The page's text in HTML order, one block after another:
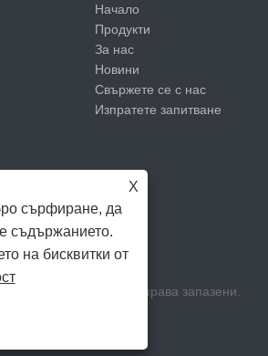
Начало
Продукти
За нас
Новини
Свържете се с нас
Изпратете запитване
ограничи всички права запазени.
X
сърфиране, да
съдържанието.
на бисквитки от